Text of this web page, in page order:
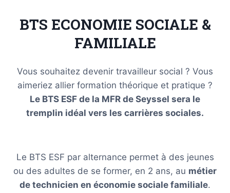
BTS ECONOMIE SOCIALE &
FAMILIALE
Vous souhaitez devenir travailleur social ? Vous
aimeriez allier formation théorique et pratique ?
Le BTS ESF de la MFR de Seyssel sera le
tremplin idéal vers les carrières sociales.
Le BTS ESF par alternance permet à des jeunes
ou des adultes de se former, en 2 ans, au métier
de technicien en économie sociale familiale.